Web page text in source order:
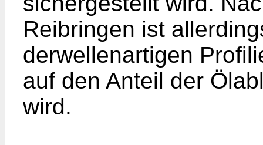
Reibringen ist
derwellenartigen
auf den Anteil der
wird.